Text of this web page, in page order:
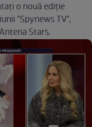
o nouă ediție
"Spynews TV",
Stars.